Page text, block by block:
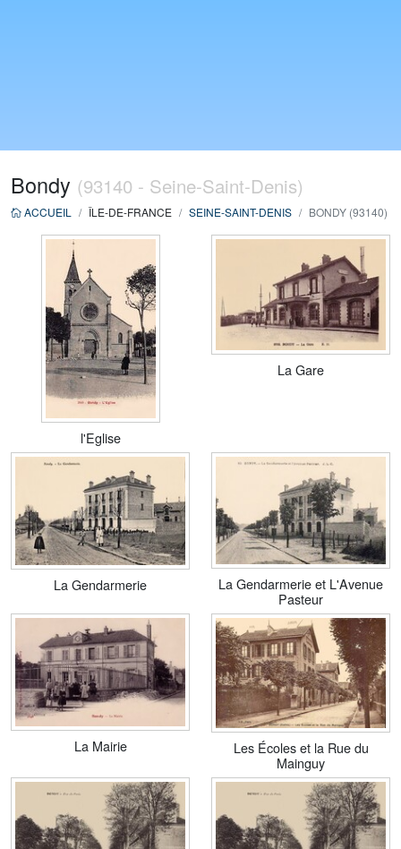
Bondy (93140 - Seine-Saint-Denis)
ACCUEIL ÎLE-DE-FRANCE SEINE-SAINT-DENIS BONDY (93140)
l'Eglise
La Gare
La Gendarmerie
La Gendarmerie et L'Avenue
Pasteur
La Mairie
Les Écoles et la Rue du
Mainguy